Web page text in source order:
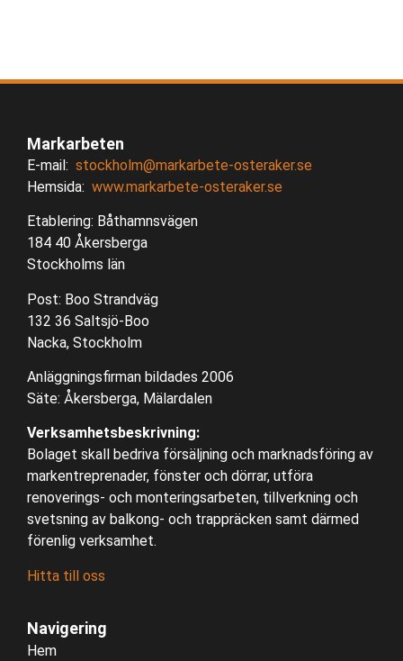
Markarbeten
E-mail: stockholm@markarbete-osteraker.se
Hemsida: www.markarbete-osteraker.se
Etablering: Båthamnsvägen
184 40 Åkersberga
Stockholms län
Post: Boo Strandväg
132 36 Saltsjö-Boo
Nacka, Stockholm
Anläggningsfirman bildades 2006
Säte: Åkersberga, Mälardalen
Verksamhetsbeskrivning:
Bolaget skall bedriva försäljning och marknadsföring av
markentreprenader, fönster och dörrar, utföra
renoverings- och monteringsarbeten, tillverkning och
svetsning av balkong- och trappräcken samt därmed
förenlig verksamhet.
Hitta till oss
Navigering
Hem